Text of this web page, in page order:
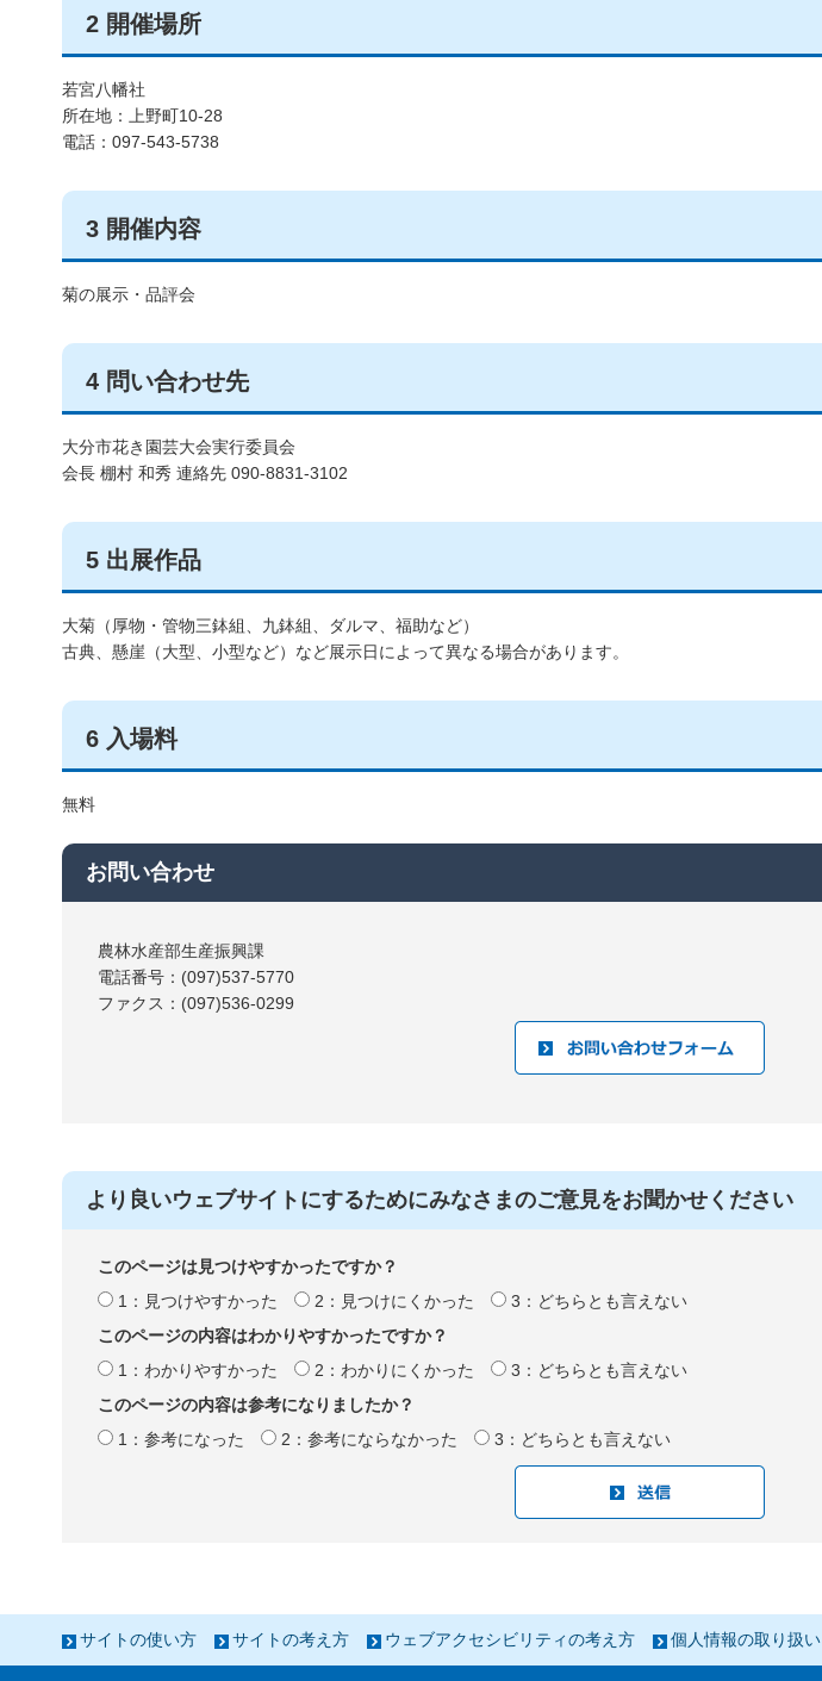
2 開催場所
若宮八幡社
所在地：上野町10-28
電話：097-543-5738
3 開催内容
菊の展示・品評会
4 問い合わせ先
大分市花き園芸大会実行委員会
会長 棚村 和秀 連絡先 090-8831-3102
5 出展作品
大菊（厚物・管物三鉢組、九鉢組、ダルマ、福助など）
古典、懸崖（大型、小型など）など展示日によって異なる場合があります。
6 入場料
無料
お問い合わせ
農林水産部生産振興課
電話番号：(097)537-5770
ファクス：(097)536-0299
より良いウェブサイトにするためにみなさまのご意見をお聞かせください
このページは見つけやすかったですか？
1：見つけやすかった
2：見つけにくかった
3：どちらとも言えない
このページの内容はわかりやすかったですか？
1：わかりやすかった
2：わかりにくかった
3：どちらとも言えない
このページの内容は参考になりましたか？
1：参考になった
2：参考にならなかった 3：どちらとも言えない
サイトの使い方 サイトの考え方 ウェブアクセシビリティの考え方 個人情報の取り扱い